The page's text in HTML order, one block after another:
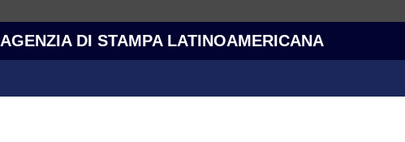
AGENZIA DI STAMPA LATINOAMERICANA